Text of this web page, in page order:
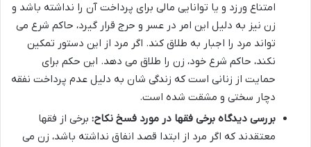
امتناع ورزد و یا توانایی مالی برای پرداخت آن را نداشته باشد و
زن نیز به دلیل این امر در عسر و حرج قرار گیرد، حاکم شرع می
تواند مرد را اجبار به طلاق کند. اگر مرد از این دستور تمکین
نکند، حاکم شرع خود، زن را طلاق می دهد. این حکم برای
حمایت از زنانی است که زندگی شان به دلیل عدم پرداخت نفقه
دچار سختی و مشقت شده است.
بررسی دیدگاه برخی فقها در مورد فسخ نکاح: برخی از فقها
معتقدند که اگر مرد از ابتدا قصد انفاق نداشته باشد، زن می